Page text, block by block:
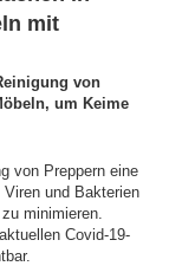
mit
von
um Keime
von Preppern eine
und Bakterien
minimieren.
Covid-19-